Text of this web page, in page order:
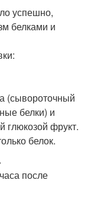
успешно,
белками и
(сывороточный
белки) и
глюкозой фрукт.
белок.
после